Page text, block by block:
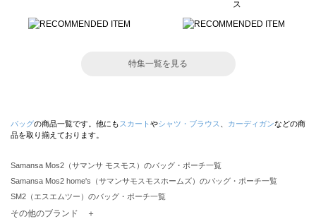
特集一覧を見る
バッグの商品一覧です。他にも スカート やシャツ・ブラウス カーディガンなどの商
品を取り揃えております。
Samansa Mos2（サマンサ モスモス）のバッグ・ポーチ一覧
Samansa Mos2 home's（サマンサモスモスホームズ）のバッグ・ポーチ一覧
SM2（エスエムツー）のバッグ・ポーチ一覧
その他のブランド ＋